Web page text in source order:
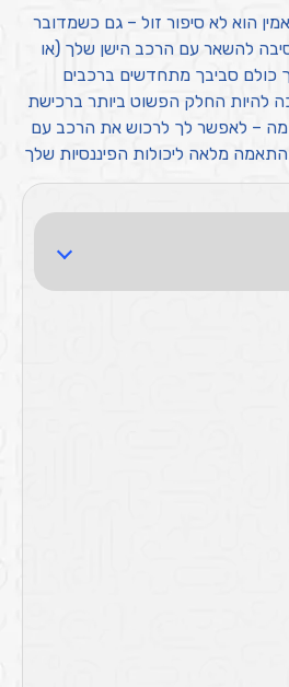
הוא לא סיפור זול – גם כשמדובר
להשאר עם הרכב הישן שלך (או
כולם סביבך מתחדשים ברכבים
להיות החלק הפשוט ביותר ברכישת
– לאפשר לך לרכוש את הרכב עם
מלאה ליכולות הפיננסיות שלך